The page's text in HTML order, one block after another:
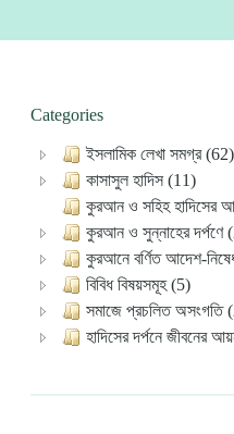
Categories
ইসলামিক লেখা সমগ্র (62)
কাসাসুল হাদিস (11)
কুরআন ও সহিহ হাদিসের
কুরআন ও সুন্নাহের দর্পণে
কুরআনে বর্ণিত আদেশ-
বিবিধ বিষয়সমূহ (5)
সমাজে প্রচলিত অসংগতি
হাদিসের দর্পনে জীবনের